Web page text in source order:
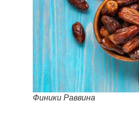
Финики Раввина